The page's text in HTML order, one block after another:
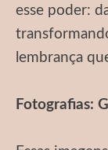
esse poder:
lembrança
Fotografias: